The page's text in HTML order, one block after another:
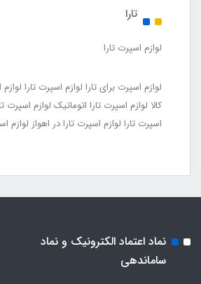
تارا
لوازم اسپرت تارا
لوازم اسپرت برای تارا لوازم اسپرت تارا
کالا لوازم اسپرت تارا اتوماتیک لوازم اسپرت
اسپرت تارا لوازم اسپرت تارا در اهواز لوازم
نماد اعتماد الکترونیک و نماد
ساماندهی